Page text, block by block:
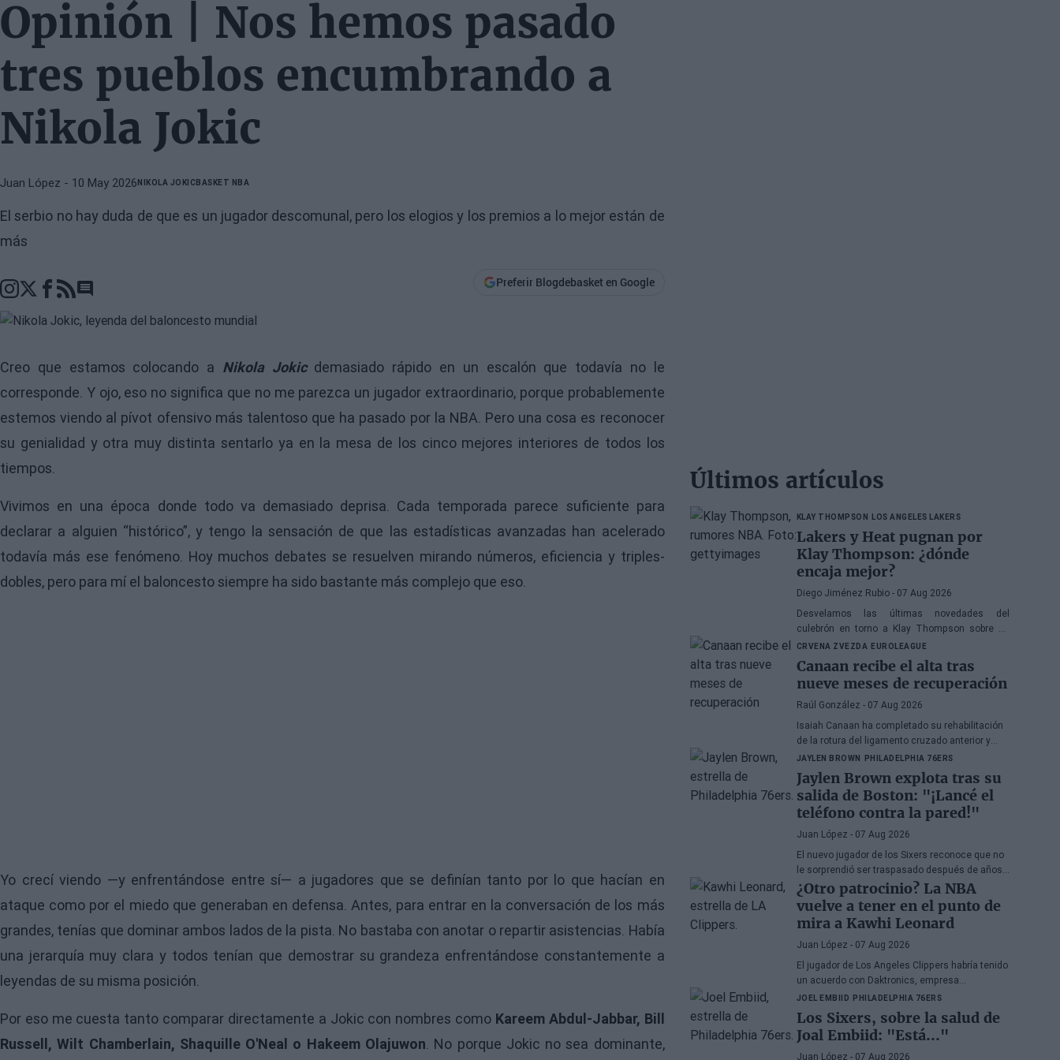
Opinión | Nos hemos pasado
tres pueblos encumbrando a
Nikola Jokic
Juan López - 10 May 2026NIKOLA JOKICBASKET NBA
El serbio no hay duda de que es un jugador descomunal, pero los elogios y los premios a lo mejor están de
más
Go to comments section
Preferir Blogdebasket en Google
Creo que estamos colocando a Nikola Jokicdemasiado rápido en un escalón que todavía no le
corresponde. Y ojo, eso no significa que no me parezca un jugador extraordinario, porque probablemente
estemos viendo al pívot ofensivo más talentoso que ha pasado por la NBA. Pero una cosa es reconocer
su genialidad y otra muy distinta sentarlo ya en la mesa de los cinco mejores interiores de todos los
tiempos.
Vivimos en una época donde todo va demasiado deprisa. Cada temporada parece suficiente para
declarar a alguien “histórico”, y tengo la sensación de que las estadísticas avanzadas han acelerado
todavía más ese fenómeno. Hoy muchos debates se resuelven mirando números, eficiencia y triples-
dobles, pero para mí el baloncesto siempre ha sido bastante más complejo que eso.
Yo crecí viendo —y enfrentándose entre sí— a jugadores que se definían tanto por lo que hacían en
ataque como por el miedo que generaban en defensa. Antes, para entrar en la conversación de los más
grandes, tenías que dominar ambos lados de la pista. No bastaba con anotar o repartir asistencias. Había
una jerarquía muy clara y todos tenían que demostrar su grandeza enfrentándose constantemente a
leyendas de su misma posición.
Por eso me cuesta tanto comparar directamente a Jokic con nombres como Kareem Abdul-Jabbar, Bill
Russell, Wilt Chamberlain, Shaquille O'Neal o Hakeem Olajuwon. No porque Jokic no sea dominante,
Últimos artículos
KLAY THOMPSON LOS ANGELES LAKERS
Lakers y Heat pugnan por
Klay Thompson: ¿dónde
encaja mejor?
Diego Jiménez Rubio- 07 Aug 2026
Desvelamos las últimas novedades del
culebrón en torno a Klay Thompson sobre su
posible destino.
CRVENA ZVEZDA EUROLEAGUE
Canaan recibe el alta tras
nueve meses de recuperación
Raúl González - 07 Aug 2026
Isaiah Canaan ha completado su rehabilitación
de la rotura del ligamento cruzado anterior y
cuenta con autorización médica para retomar
todas las actividades de baloncesto. El veterano
base de 35 años busca regresar a laEuroliga
tras el paréntesis forzado de la temporada
2025-26.
JAYLEN BROWN PHILADELPHIA 76ERS
Jaylen Brown explota tras su
salida de Boston: "¡Lancé el
teléfono contra la pared!"
Juan López - 07 Aug 2026
El nuevo jugador de los Sixers reconoce que no
le sorprendió ser traspasado después de años
apareciendo en rumores, aunque admite su
decepción por la manera en la que los Celtics
gestionaron la situación.
¿Otro patrocinio? La NBA
vuelve a tener en el punto de
mira a Kawhi Leonard
Juan López - 07 Aug 2026
El jugador de Los Angeles Clippers habría tenido
un acuerdo con Daktronics, empresa
responsable del videomarcador del Intuit Dome
JOEL EMBIID PHILADELPHIA 76ERS
Los Sixers, sobre la salud de
Joal Embiid: "Está..."
Juan López - 07 Aug 2026